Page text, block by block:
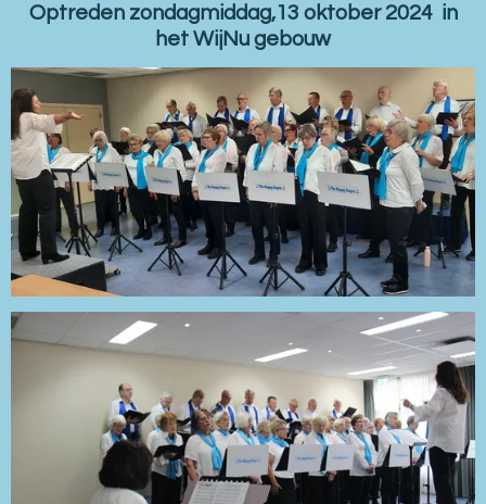
Optreden zondagmiddag,13 oktober 2024 in
het WijNu gebouw